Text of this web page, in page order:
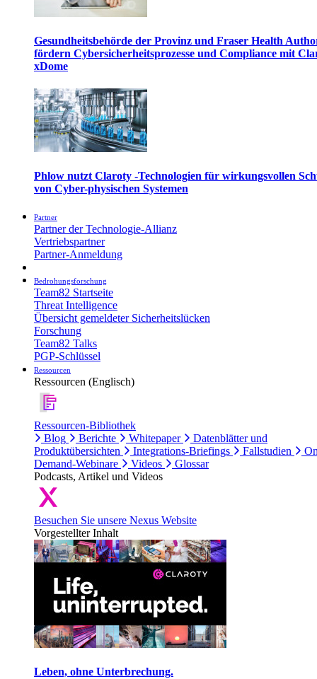
Gesundheitsbehörde der Provinz und Fraser Health
fördern Cybersicherheitsprozesse und Compliance mit
xDome
Phlow nutzt Claroty -Technologien für wirkungsvollen
von Cyber-physischen Systemen
Partner
Partner der Technologie-Allianz
Vertriebspartner
Partner-Anmeldung
Bedrohungsforschung
Team82 Startseite
Threat Intelligence
Übersicht gemeldeter Sicherheitslücken
Forschung
Team82 Talks
PGP-Schlüssel
Ressourcen
Ressourcen (Englisch)
Ressourcen-Bibliothek
Blog
Berichte Whitepaper
Datenblätter und
Produktübersichten
Integrations-Briefings Fallstudien
Demand-Webinare
Videos
Glossar
Podcasts, Artikel und Videos
Besuchen Sie unsere Nexus Website
Vorgestellter Inhalt
Leben, ohne Unterbrechung.